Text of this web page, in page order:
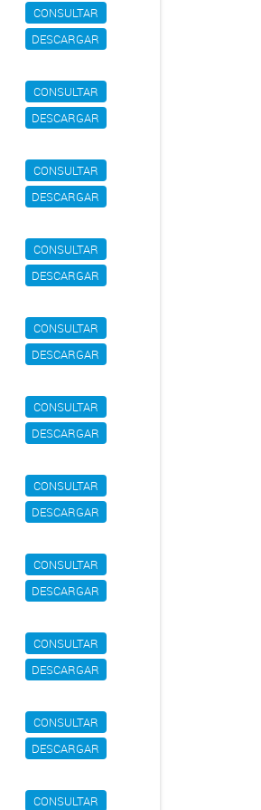
CONSULTAR
DESCARGAR
CONSULTAR
DESCARGAR
CONSULTAR
DESCARGAR
CONSULTAR
DESCARGAR
CONSULTAR
DESCARGAR
CONSULTAR
DESCARGAR
CONSULTAR
DESCARGAR
CONSULTAR
DESCARGAR
CONSULTAR
DESCARGAR
CONSULTAR
DESCARGAR
CONSULTAR